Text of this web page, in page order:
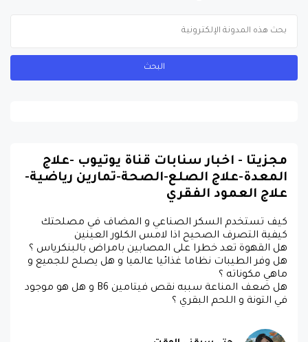
مجزيتا - اخبار سنابات قناة يوتيوب -علاج
المعدة-علاج الصلع-الصحة-تمارين رياضية-
علاج العمود الفقري
كيف تستخدم السكر الصناعي و المضاف في مصلحتك
كيفية التصرف الصحيح اذا لامس الكلور العينين
هل القهوة تعد خطرا على المصابين بامراض بالبنكرياس ؟
هل وفر الطيبات نظاما غذائيا عالميا و هل يصلح للجميع و
ماهي مكوناته ؟
هل ضعف المناعة سببه نقص فيتامين B6 و هل هو موجود
في التونة و اللحم البقري ؟